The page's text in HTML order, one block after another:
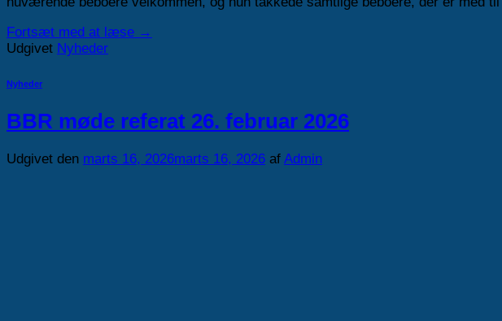
Fortsæt med at læse →
Udgivet Nyheder
Nyheder
BBR møde referat 26. februar 2026
Udgivet den marts 16, 2026marts 16, 2026 af Admin